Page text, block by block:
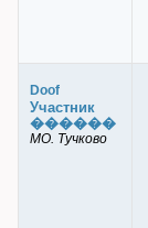
Doof
Участник
������
МО. Тучково